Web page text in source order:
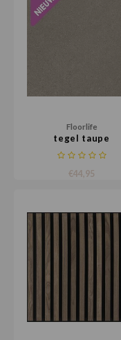
Floorlife
tegel taupe
€44,95